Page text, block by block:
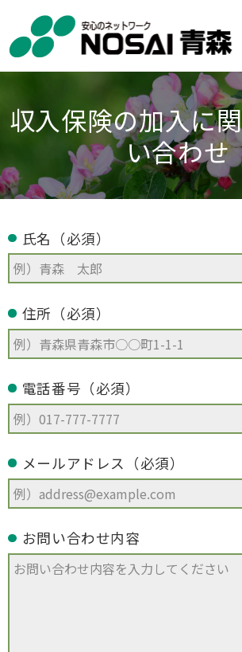
収入保険の加入に
い合わせ
氏名（必須）
住所（必須）
電話番号（必須）
メールアドレス（必須）
お問い合わせ内容